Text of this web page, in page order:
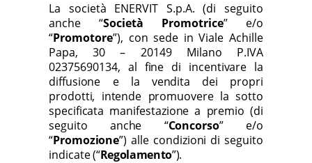
La società ENERVIT S.p.A.(di seguito
anche “Società Promotrice” e/o
“Promotore”), con sede in Viale Achille
Papa, 30 – 20149 Milano P.IVA
02375690134, al fine di incentivare la
diffusione e la vendita dei propri
prodotti, intende promuovere la sotto
specificata manifestazione a premio (di
seguito anche “Concorso” e/o
“Promozione”) alle condizioni di seguito
indicate(“Regolamento”).